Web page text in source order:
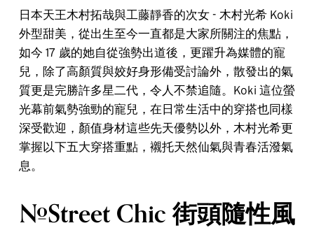
日本天王木村拓哉與工藤靜香的次女 - 木村光希 Koki
外型甜美，從出生至今一直都是大家所關注的焦點，
如今 17 歲的她自從強勢出道後，更躍升為媒體的寵
兒，除了高顏質與姣好身形備受討論外，散發出的氣
質更是完勝許多星二代，令人不禁追隨。Koki 這位螢
光幕前氣勢強勁的寵兒，在日常生活中的穿搭也同樣
深受歡迎，顏值身材這些先天優勢以外，木村光希更
掌握以下五大穿搭重點，襯托天然仙氣與青春活潑氣
息。
#Street Chic 街頭隨性風